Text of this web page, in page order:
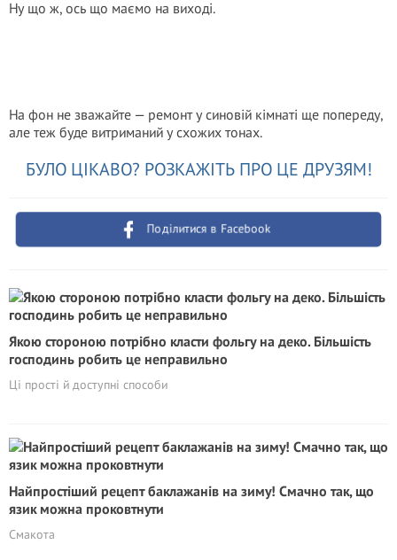
Ну що ж, ось що маємо на виході.
На фон не зважайте — ремонт у синовій кімнаті ще попереду,
але теж буде витриманий у схожих тонах.
БУЛО ЦІКАВО? РОЗКАЖІТЬ ПРО ЦЕ ДРУЗЯМ!
Поділитися в Facebook
Якою стороною потрібно класти фольгу на деко. Більшість
господинь робить це неправильно
Ці прості й доступні способи
Найпростіший рецепт баклажанів на зиму! Смачно так, що
язик можна проковтнути
Смакота